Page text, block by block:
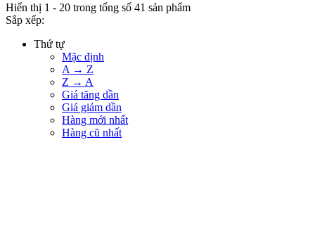
Hiển thị 1 - 20 trong tổng số 41 sản phẩm
Sắp xếp:
Thứ tự
Mặc định
A → Z
Z → A
Giá tăng dần
Giá giảm dần
Hàng mới nhất
Hàng cũ nhất